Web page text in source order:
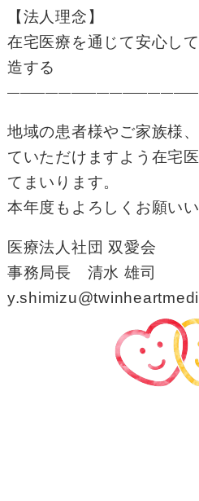
【法人理念】
在宅医療を通じて安心し
造する
地域の患者様やご家族様
ていただけますよう在宅
てまいります。
本年度もよろしくお願いい
医療法人社団 双愛会
事務局長 清水 雄司